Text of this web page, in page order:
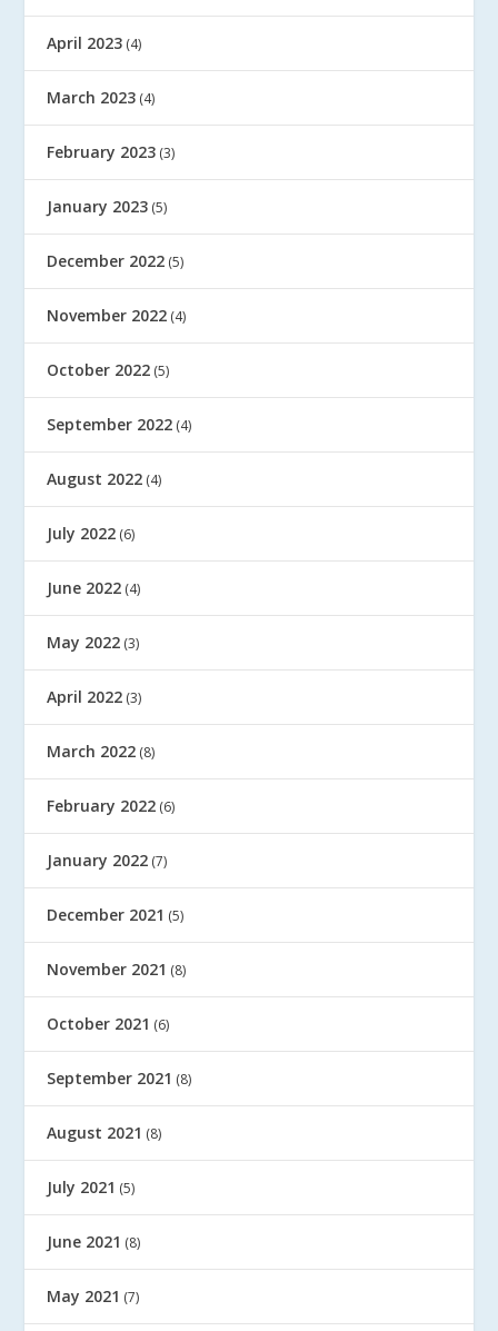
April 2023 (4)
March 2023 (4)
February 2023 (3)
January 2023 (5)
December 2022 (5)
November 2022 (4)
October 2022 (5)
September 2022 (4)
August 2022 (4)
July 2022 (6)
June 2022 (4)
May 2022 (3)
April 2022 (3)
March 2022 (8)
February 2022 (6)
January 2022 (7)
December 2021 (5)
November 2021 (8)
October 2021 (6)
September 2021 (8)
August 2021 (8)
July 2021 (5)
June 2021 (8)
May 2021 (7)